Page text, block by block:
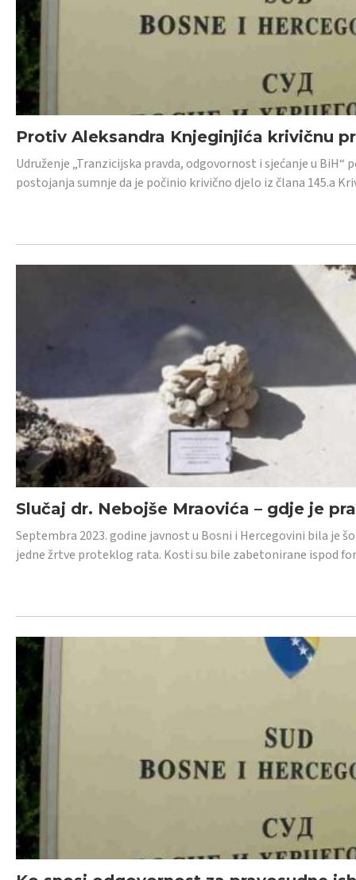
Protiv Aleksandra Knjeginjića krivičnu
Udruženje „Tranzicijska pravda, odgovornost i sjećanje u
postojanja sumnje da je počinio krivično djelo iz člana 145.a
Slučaj dr. Nebojše Mraovića – gdje je
Septembra 2023. godine javnost u Bosni i Hercegovini bila je
jedne žrtve proteklog rata. Kosti su bile zabetonirane ispod